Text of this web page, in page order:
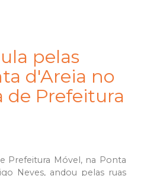
pelas
d'Areia no
de Prefeitura
Prefeitura Móvel, na Ponta
Neves, andou pelas ruas